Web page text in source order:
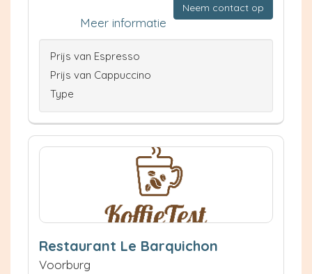
Neem contact op
Meer informatie
Prijs van Espresso
Prijs van Cappuccino
Type
Restaurant Le Barquichon
Voorburg